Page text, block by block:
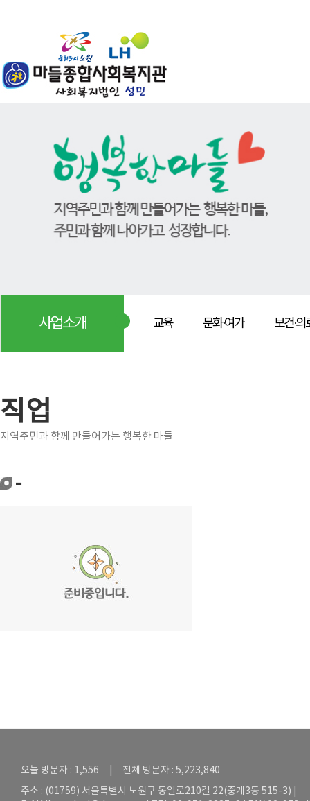
사업소개 교육 문화·여가 보건·의
직업
지역주민과 함께 만들어가는 행복한 마들
-
오늘 방문자 : 1,556 | 전체 방문자 : 5,223,840
주소 : (01759) 서울특별시 노원구 동일로210길 22(중계3동 515-3) |